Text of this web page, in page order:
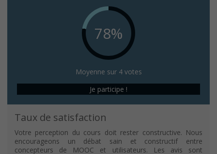
78%
Moyenne sur 4 votes
Je participe !
Taux de satisfaction
Votre perception du cours doit rester constructive. Nous
encourageons un débat sain et constructif entre
concepteurs de MOOC et utilisateurs. Les avis sont